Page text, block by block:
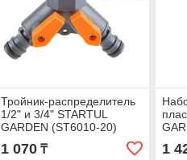
Тройник-распределитель
1/2" и 3/4" STARTUL
GARDEN (ST6010-20)
1 070₸ 1